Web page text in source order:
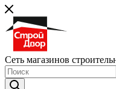
Сеть магазинов